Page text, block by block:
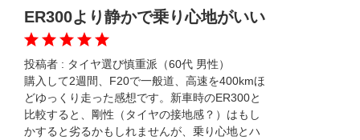
ER300より静かで乗り心地がいい
投稿者 : タイヤ選び慎重派（60代 男性）
購入して2週間、F20で一般道、高速を400kmほ
どゆっくり走った感想です。新車時のER300と
比較すると、剛性（タイヤの接地感？）はもし
かすると劣るかもしれませんが、乗り心地とハ